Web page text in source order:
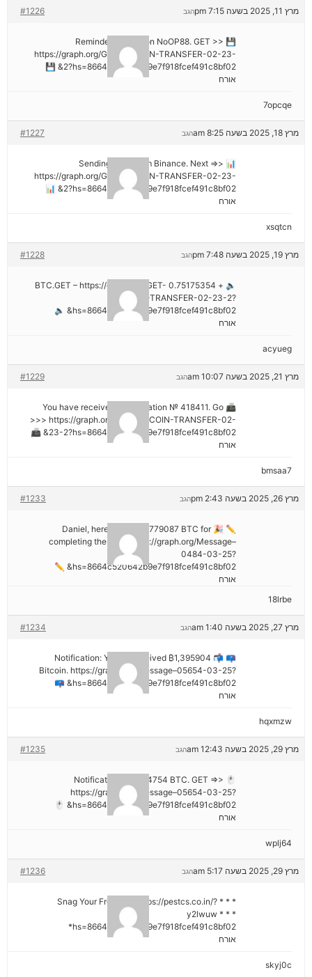
מרץ 11, 2025 בשעה 7:15 pm #1226 הגב
💾 Reminder: Operation NoOP88. GET >>
https://graph.org/GET-BITCOIN-TRANSFER-02-23-
2?hs=8664c520642b9e7f918fcef491c8bf02& 💾
אורח
7opcqe
מרץ 18, 2025 בשעה 8:25 am #1227 הגב
📊 Sending a gift from Binance. Next =>>
https://graph.org/GET-BITCOIN-TRANSFER-02-23-
2?hs=8664c520642b9e7f918fcef491c8bf02& 📊
אורח
xsqtcn
מרץ 19, 2025 בשעה 7:48 pm #1228 הגב
🔈 + 0.75175354 BTC.GET – https://graph.org/GET-
BITCOIN-TRANSFER-02-23-2?
hs=8664c520642b9e7f918fcef491c8bf02& 🔈
אורח
acyueg
מרץ 21, 2025 בשעה 10:07 am #1229 הגב
📠 You have received 1 notification № 418411. Go
>>> https://graph.org/GET-BITCOIN-TRANSFER-02-
23-2?hs=8664c520642b9e7f918fcef491c8bf02& 📠
אורח
bmsaa7
מרץ 26, 2025 בשעה 2:43 pm #1233 הגב
✏ 🎉 Daniel, here's your ₿2,779087 BTC for
completing the task. https://graph.org/Message–
0484-03-25?
hs=8664c520642b9e7f918fcef491c8bf02& ✏
אורח
18lrbe
מרץ 27, 2025 בשעה 1:40 am #1234 הגב
📪 📬 Notification: You've received ₿1,395904
Bitcoin. https://graph.org/Message–05654-03-25?
hs=8664c520642b9e7f918fcef491c8bf02& 📪
אורח
hqxmzw
מרץ 29, 2025 בשעה 12:43 am #1235 הגב
🖱 Notification; + 1,424754 BTC. GET =>>
https://graph.org/Message–05654-03-25?
hs=8664c520642b9e7f918fcef491c8bf02& 🖱
אורח
wplj64
מרץ 29, 2025 בשעה 5:17 am #1236 הגב
* * * Snag Your Free Gift: https://pestcs.co.in/?
y2lwuw * * *
hs=8664c520642b9e7f918fcef491c8bf02*
אורח
skyj0c